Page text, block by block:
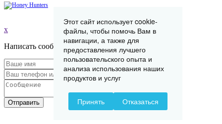
x
Написать сообщение
Отправить
Этот сайт использует cookie-
файлы, чтобы помочь Вам в
навигации, а также для
предоставления лучшего
пользовательского опыта и
анализа использования наших
продуктов и услуг
Принять Отказаться